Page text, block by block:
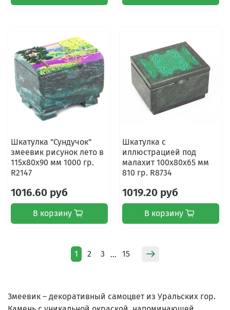
Шкатулка "Сундучок"
змеевик рисунок лето в
115х80х90 мм 1000 гр.
R2147
1016.60 руб
В корзину
Шкатулка с
иллюстрацией под
малахит 100х80х65 мм
810 гр. R8734
1019.20 руб
В корзину
1 2 3 … 15
Змеевик – декоративный самоцвет из Уральских гор.